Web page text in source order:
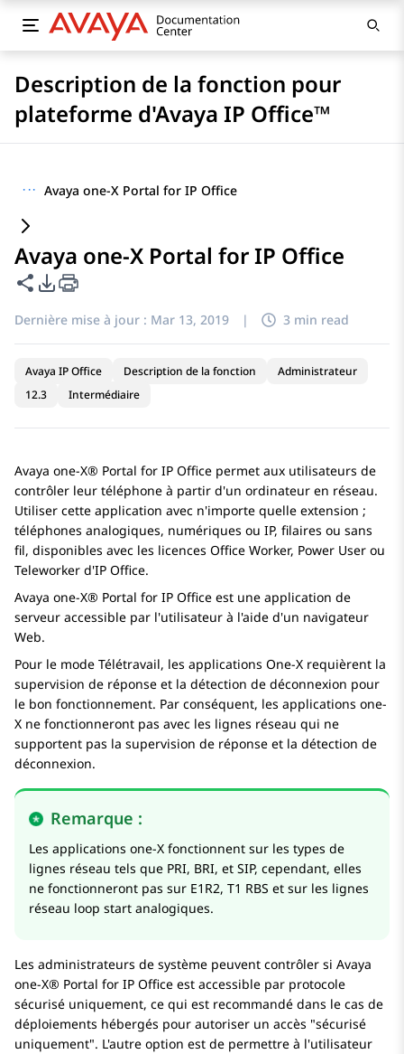
Description de la fonction pour
plateforme d'Avaya IP Office™
··· Avaya one-X Portal for IP Office
Avaya one-X Portal for IP Office
Partager cette page
Options d'exportation PDF
Dernière mise à jour : Mar 13, 2019 | 3 min read
Avaya IP Office Description de la fonction
Administrateur
12.3
Intermédiaire
Avaya one-X® Portal for IP Office permet aux utilisateurs de
contrôler leur téléphone à partir d'un ordinateur en réseau.
Utiliser cette application avec n'importe quelle extension ;
téléphones analogiques, numériques ou IP, filaires ou sans
fil, disponibles avec les licences Office Worker, Power User ou
Teleworker d'IP Office.
Avaya one-X® Portal for IP Office est une application de
serveur accessible par l'utilisateur à l'aide d'un navigateur
Web.
Pour le mode Télétravail, les applications One-X requièrent la
supervision de réponse et la détection de déconnexion pour
le bon fonctionnement. Par conséquent, les applications one-
X ne fonctionneront pas avec les lignes réseau qui ne
supportent pas la supervision de réponse et la détection de
déconnexion.
Remarque :
Les applications one-X fonctionnent sur les types de
lignes réseau tels que PRI, BRI, et SIP, cependant, elles
ne fonctionneront pas sur E1R2, T1 RBS et sur les lignes
réseau loop start analogiques.
Les administrateurs de système peuvent contrôler si Avaya
one-X® Portal for IP Office est accessible par protocole
sécurisé uniquement, ce qui est recommandé dans le cas de
déploiements hébergés pour autoriser un accès sécurisé
uniquement . L'autre option est de permettre à l'utilisateur